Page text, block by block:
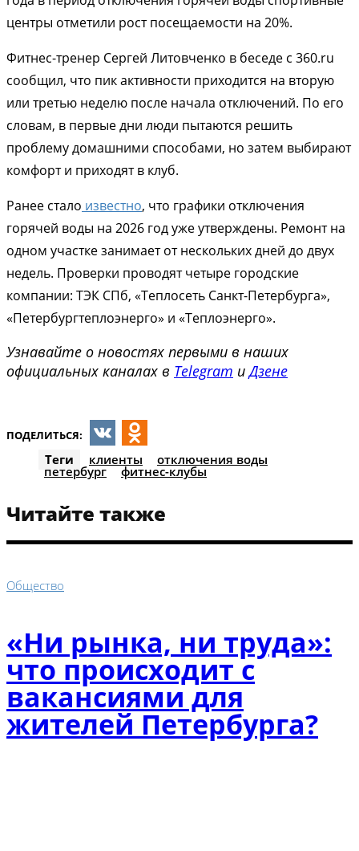
центры отметили рост посещаемости на 20%.
Фитнес-тренер Сергей Литовченко в беседе с 360.ru
сообщил, что пик активности приходится на вторую
или третью неделю после начала отключений. По его
словам, в первые дни люди пытаются решить
проблему домашними способами, но затем выбирают
комфорт и приходят в клуб.
Ранее стало известно, что графики отключения
горячей воды на 2026 год уже утверждены. Ремонт на
одном участке занимает от нескольких дней до двух
недель. Проверки проводят четыре городские
компании: ТЭК СПб, «Теплосеть Санкт-Петербурга»,
«Петербургтеплоэнерго» и «Теплоэнерго».
Узнавайте о новостях первыми в наших
официальных каналах в Telegram иДзене
ПОДЕЛИТЬСЯ:
VKOdnoklassniki
Теги клиенты отключения воды
петербург фитнес-клубы
Читайте также
Общество
«Ни рынка, ни труда»:
что происходит с
вакансиями для
жителей Петербурга?